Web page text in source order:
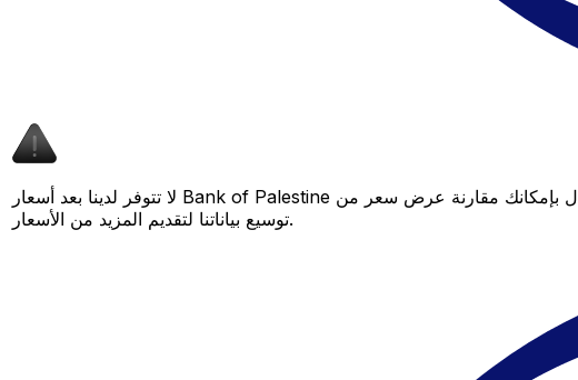
لا تتوفر لدينا بعد أسعار Bank of Palestine لهذا الزوج من العملات، لكن لا يزال بإمكانك مقارنة عرض سعر من Bank of Palestine بسعر Xe المباشر لمعرفة التوفير المحتمل. عد لاحقًا، فنحن نعمل باستمرار على
توسيع بياناتنا لتقديم المزيد من الأسعار.